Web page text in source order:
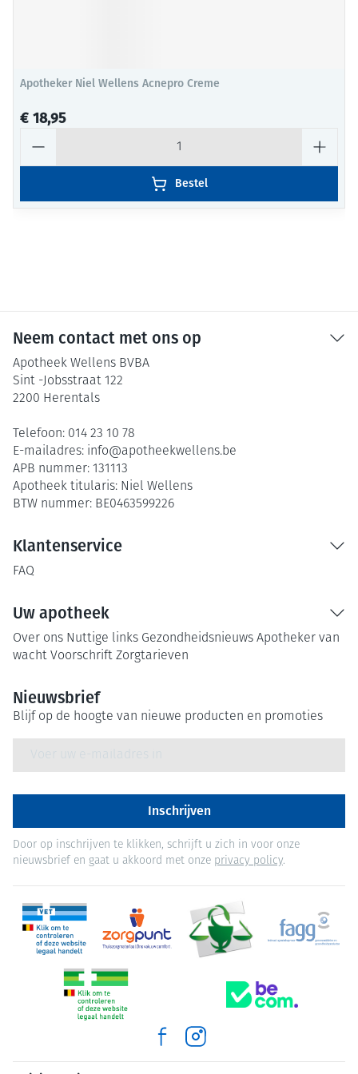
Apotheker Niel Wellens Acnepro Creme
€ 18,95
Bestel
Neem contact met ons op
Apotheek Wellens BVBA
Sint -Jobsstraat 122
2200 Herentals
Telefoon: 014 23 10 78
E-mailadres: info@apotheekwellens.be
APB nummer: 131113
Apotheek titularis: Niel Wellens
BTW nummer: BE0463599226
Klantenservice
FAQ
Uw apotheek
Over ons Nuttige links Gezondheidsnieuws Apotheker van
wacht Voorschrift Zorgtarieven
Nieuwsbrief
Blijf op de hoogte van nieuwe producten en promoties
Inschrijven
Door op inschrijven te klikken, schrijft u zich in voor onze
nieuwsbrief en gaat u akkoord met onze privacy policy.